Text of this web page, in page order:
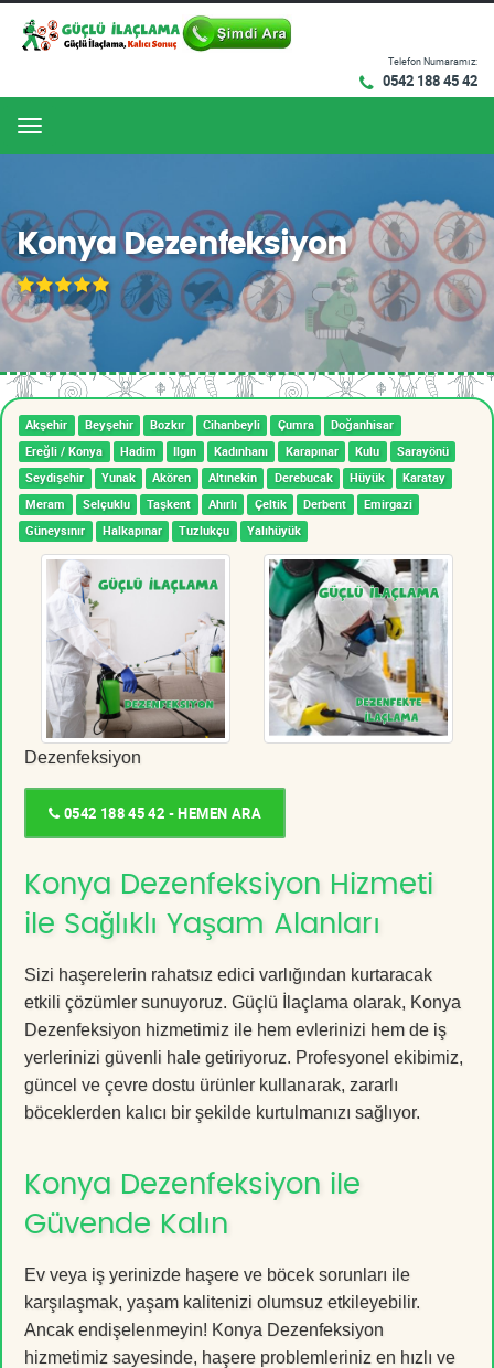
Telefon Numaramız:
0542 188 45 42
Menu
Konya Dezenfeksiyon
Akşehir Beyşehir Bozkır Cihanbeyli Çumra
Doğanhisar
Ereğli / Konya
Hadim Ilgın Kadınhanı Karapınar Kulu
Sarayönü
Seydişehir
Yunak Akören Altınekin Derebucak Hüyük
Karatay
Meram
Selçuklu Taşkent Ahırlı Çeltik Derbent
Emirgazi
Güneysınır
Halkapınar Tuzlukçu Yalıhüyük
Dezenfeksiyon
0542 188 45 42 - HEMEN ARA
Konya Dezenfeksiyon Hizmeti
ile Sağlıklı Yaşam Alanları
Sizi haşerelerin rahatsız edici varlığından kurtaracak
etkili çözümler sunuyoruz. Güçlü İlaçlama olarak, Konya
Dezenfeksiyon hizmetimiz ile hem evlerinizi hem de iş
yerlerinizi güvenli hale getiriyoruz. Profesyonel ekibimiz,
güncel ve çevre dostu ürünler kullanarak, zararlı
böceklerden kalıcı bir şekilde kurtulmanızı sağlıyor.
Konya Dezenfeksiyon ile
Güvende Kalın
Ev veya iş yerinizde haşere ve böcek sorunları ile
karşılaşmak, yaşam kalitenizi olumsuz etkileyebilir.
Ancak endişelenmeyin! Konya Dezenfeksiyon
hizmetimiz sayesinde, haşere problemleriniz en hızlı ve